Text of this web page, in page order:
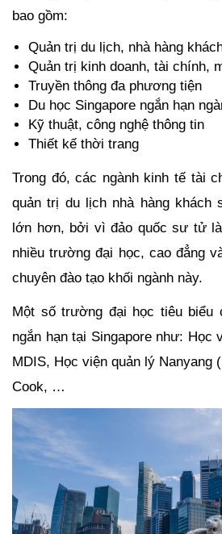
bao gồm:
Quản trị du lịch, nhà hàng
Quản trị kinh doanh, tài chính,
Truyền thông đa phương tiện
Du học Singapore ngắn hạn
Kỹ thuật, công nghệ thông tin
Thiết kế thời trang
Trong đó, các ngành kinh tế tài
quản trị du lịch nhà hàng khách
lớn hơn, bởi vì đảo quốc sư tử
nhiều trường đại học, cao đẳng
chuyên đào tạo khối ngành này.
Một số trường đại học tiêu biểu
ngắn hạn tại Singapore như: Học
MDIS, Học viện quản lý Nanyang
Cook, …